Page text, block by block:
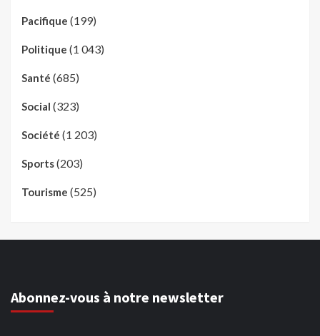
Pacifique (199)
Politique (1 043)
Santé (685)
Social (323)
Société (1 203)
Sports(203)
Tourisme (525)
Abonnez-vous à notre newsletter